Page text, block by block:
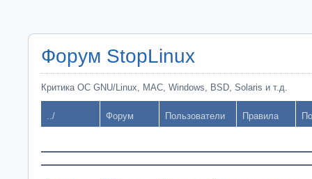
Форум StopLinux
Критика ОС GNU/Linux, MAC, Windows, BSD, Solaris и т.д.
../ Форум Пользователи Правила